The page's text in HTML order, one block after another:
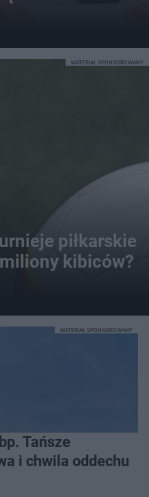
piłkarskie
kibiców?
MATERIAŁ SPONSOROWANY
Tańsze
i chwila oddechu
MATERIAŁ SPONSOROWANY